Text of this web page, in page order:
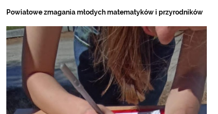
Powiatowe zmagania młodych matematyków i przyrodników